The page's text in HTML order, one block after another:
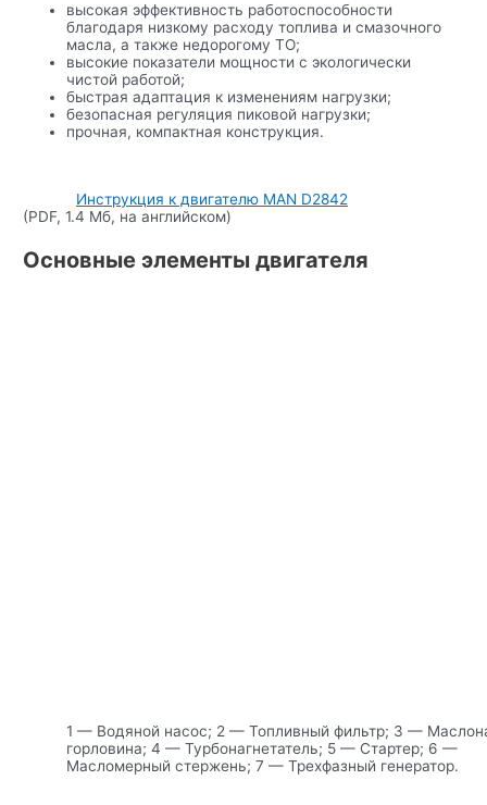
высокая эффективность работоспособности
благодаря низкому расходу топлива и смазочного
масла, а также недорогому ТО;
высокие показатели мощности с экологически
чистой работой;
быстрая адаптация к изменениям нагрузки;
безопасная регуляция пиковой нагрузки;
прочная, компактная конструкция.
Инструкция к двигателю MAN D2842
(PDF, 1.4 Мб, на английском)
Основные элементы двигателя
1 — Водяной насос; 2 — Топливный фильтр; 3 —
горловина; 4 — Турбонагнетатель; 5 — Стартер; 6 —
Масломерный стержень; 7 — Трехфазный генератор.